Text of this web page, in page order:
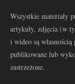
Wszystkie materiały
artykuły, zdjęcia (w
i wideo są
publikowane lub
zastrzeżone.